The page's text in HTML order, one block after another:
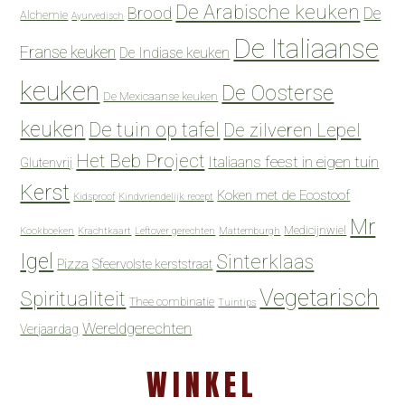
Alchemie Ayurvedisch Brood De Arabische keuken De
Franse keuken De Indiase keuken De Italiaanse
keuken De Mexicaanse keuken De Oosterse
keuken De tuin op tafel De zilveren Lepel
Glutenvrij Het Beb Project Italiaans feest in eigen tuin
Kerst Kidsproof Kindvriendelijk recept Koken met de Ecostoof
Kookboeken Krachtkaart Leftover gerechten Mattemburgh Medicijnwiel Mr
Igel
Pizza Sfeervolste kerststraat Sinterklaas
Spiritualiteit Thee combinatie Tuintips Vegetarisch
Verjaardag Wereldgerechten
WINKEL